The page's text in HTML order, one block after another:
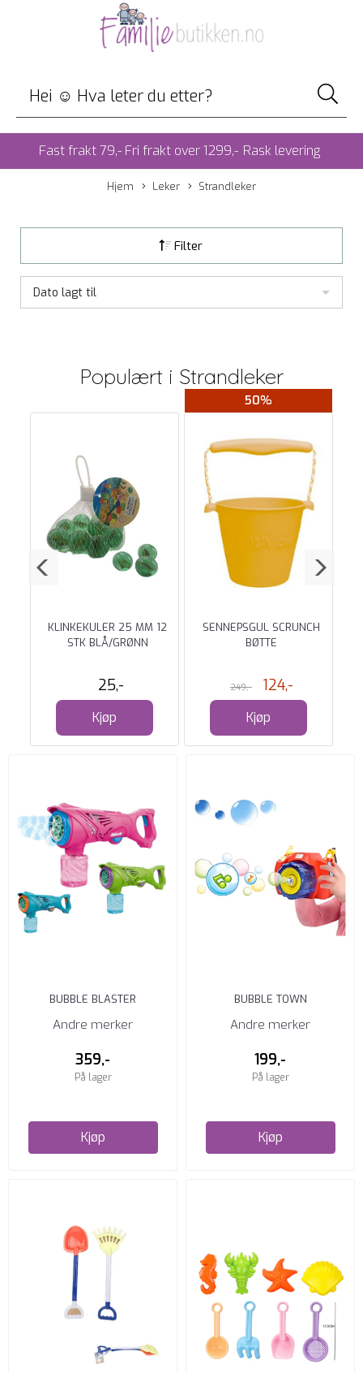
Fast frakt 79,- Fri frakt over 1299,- Rask levering
Hjem Leker Strandleker
Filter
Dato lagt til
Populært i Strandleker
KLINKEKULER 25 MM 12
STK BLÅ/GRØNN
25,-
Kjøp
50%
SENNEPSGUL SCRUNCH
BØTTE
249,- 124,-
Kjøp
BUBBLE BLASTER
SÅPEBOBLEPISTOL
Andre merker
359,-
På lager
Kjøp
BUBBLE TOWN
SÅPEBOBLEKAMERA
Andre merker
199,-
På lager
Kjøp